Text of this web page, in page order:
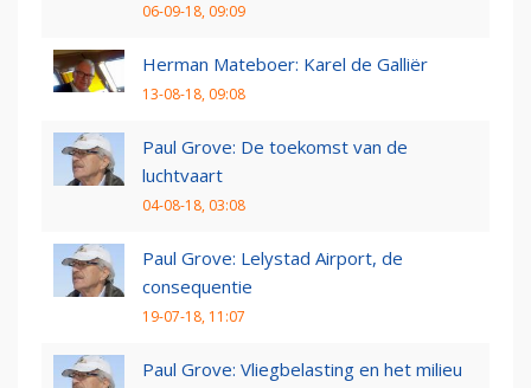
06-09-18, 09:09
Herman Mateboer: Karel de Galliër
13-08-18, 09:08
Paul Grove: De toekomst van de
luchtvaart
04-08-18, 03:08
Paul Grove: Lelystad Airport, de
consequentie
19-07-18, 11:07
Paul Grove: Vliegbelasting en het milieu